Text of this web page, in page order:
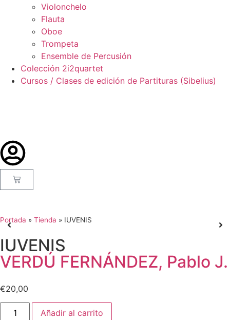
Violonchelo
Flauta
Oboe
Trompeta
Ensemble de Percusión
Colección 2i2quartet
Cursos / Clases de edición de Partituras (Sibelius)
Portada » Tienda » IUVENIS
IUVENIS
VERDÚ FERNÁNDEZ, Pablo J.
€20,00
Añadir al carrito